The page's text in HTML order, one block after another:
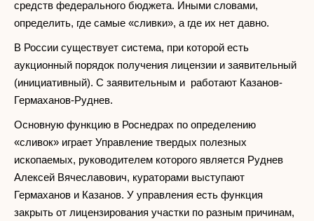
средств федерального бюджета. Иными словами,
определить, где самые «сливки», а где их нет давно.
В России существует система, при которой есть
аукционный порядок получения лицензии и заявительный
(инициативный). С заявительным и работают Казанов-
Гермаханов-Руднев.
Основную функцию в Роснедрах по определению
«сливок» играет Управление твердых полезных
ископаемых, руководителем которого является Руднев
Алексей Вячеславович, кураторами выступают
Гермаханов и Казанов. У управления есть функция
закрыть от лицензирования участки по разным причинам,